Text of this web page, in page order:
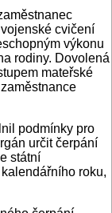
cvičení
výkonu
rodiny. Dovolená
mateřské
podmínky pro
určit čerpání
státní
roku,